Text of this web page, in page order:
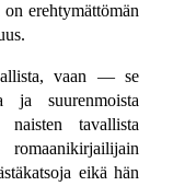
erehtymättömän
vaan — se
ja suurenmoista
tavallista
eikä hän